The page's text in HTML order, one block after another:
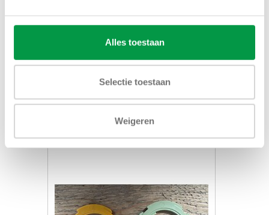
Alles toestaan
Selectie toestaan
Weigeren
€51,00
Toevoegen aan winkelwagen